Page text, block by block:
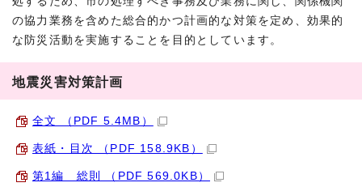
の協力業務を含めた総合的かつ計画的な対策を定め、効果的
な防災活動を実施することを目的としています。
地震災害対策計画
全文 （PDF 5.4MB）
表紙・目次 （PDF 158.9KB）
第1編 総則 （PDF 569.0KB）